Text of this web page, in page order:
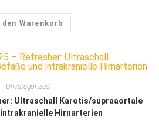
den Warenkorb
Uncategorized
Ultraschall Karotis/supraaortale
intrakranielle Hirnarterien